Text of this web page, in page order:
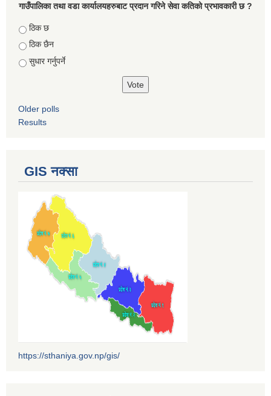
गाउँपालिका तथा वडा कार्यालयहरुबाट प्रदान गरिने सेवा कतिको प्रभावकारी छ ?
Choices
ठिक छ
ठिक छैन
सुधार गर्नुपर्ने
Older polls
Results
GIS नक्सा
https://sthaniya.gov.np/gis/